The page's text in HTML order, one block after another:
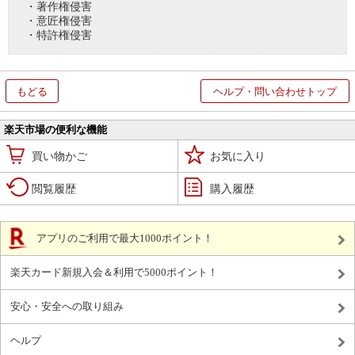
・著作権侵害
・意匠権侵害
・特許権侵害
もどる ヘルプ・問い合わせトップ
楽天市場の便利な機能
買い物かご お気に入り
閲覧履歴 購入履歴
アプリのご利用で最大1000ポイント！
楽天カード新規入会＆利用で5000ポイント！
安心・安全への取り組み
ヘルプ